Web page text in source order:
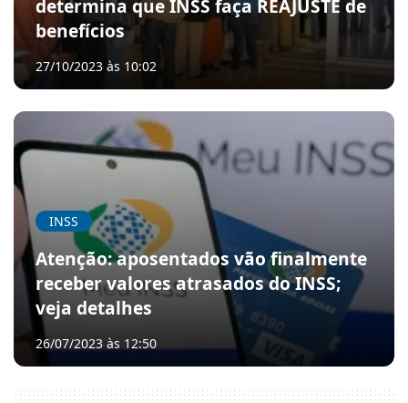
determina que INSS faça REAJUSTE de
benefícios
27/10/2023 às 10:02
INSS
Atenção: aposentados vão finalmente
receber valores atrasados do INSS;
veja detalhes
26/07/2023 às 12:50